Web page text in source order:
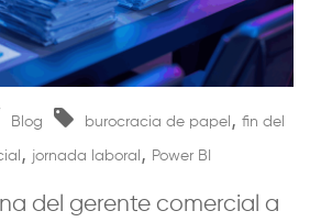
Blog burocracia de papel , fin del
, jornada laboral , Power BI
del gerente comercial a